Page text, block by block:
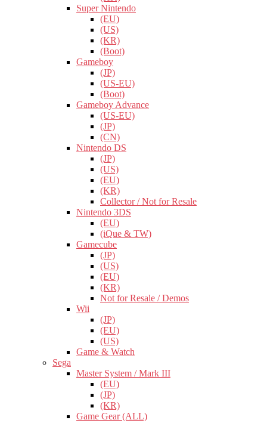
Super Nintendo
(EU)
(US)
(KR)
(Boot)
Gameboy
(JP)
(US-EU)
(Boot)
Gameboy Advance
(US-EU)
(JP)
(CN)
Nintendo DS
(JP)
(US)
(EU)
(KR)
Collector / Not for Resale
Nintendo 3DS
(EU)
(iQue & TW)
Gamecube
(JP)
(US)
(EU)
(KR)
Not for Resale / Demos
Wii
(JP)
(EU)
(US)
Game & Watch
Sega
Master System / Mark III
(EU)
(JP)
(KR)
Game Gear (ALL)